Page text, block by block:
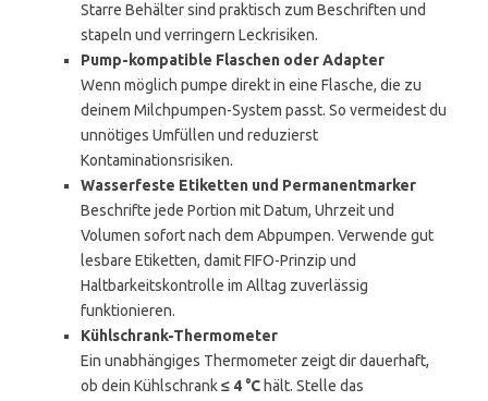
Starre Behälter sind praktisch zum Beschriften und
stapeln und verringern Leckrisiken.
Pump-kompatible Flaschen oder Adapter
Wenn möglich pumpe direkt in eine Flasche, die zu
deinem Milchpumpen-System passt. So vermeidest du
unnötiges Umfüllen und reduzierst
Kontaminationsrisiken.
Wasserfeste Etiketten und Permanentmarker
Beschrifte jede Portion mit Datum, Uhrzeit und
Volumen sofort nach dem Abpumpen. Verwende gut
lesbare Etiketten, damit FIFO-Prinzip und
Haltbarkeitskontrolle im Alltag zuverlässig
funktionieren.
Kühlschrank-Thermometer
Ein unabhängiges Thermometer zeigt dir dauerhaft,
ob dein Kühlschrank≤ 4 °C hält. Stelle das